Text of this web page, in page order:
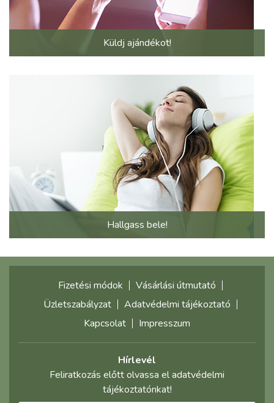
Küldj ajándékot!
Hallgass bele!
Fizetési módok
Vásárlási útmutató
Üzletszabályzat
Adatvédelmi tájékoztató
Kapcsolat
Impresszum
Hírlevél
Feliratkozás előtt olvassa el adatvédelmi
tájékoztatónkat!